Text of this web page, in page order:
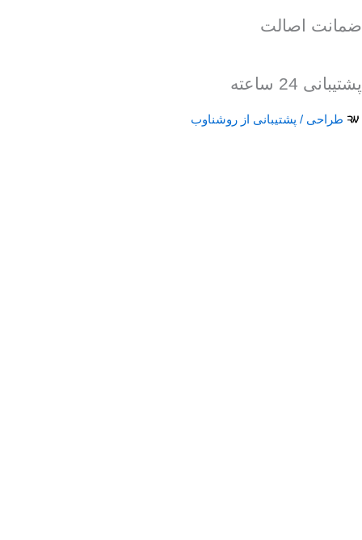
ضمانت اصالت
پشتیبانی 24 ساعته
طراحی / پشتیبانی از روشناوب